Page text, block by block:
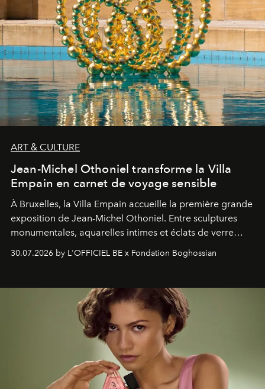
ART & CULTURE
Jean-Michel Othoniel transforme la Villa
Empain en carnet de voyage sensible
À Bruxelles, la Villa Empain accueille la première grande
exposition de Jean-Michel Othoniel. Entre sculptures
monumentales, aquarelles intimes et éclats de verre
soufflé, l’artiste français compose un itinéraire
émotionnel où chaque œuvre devient le souvenir
émerveillement.
30.07.2026 by L'OFFICIEL BE x Fondation Boghossian